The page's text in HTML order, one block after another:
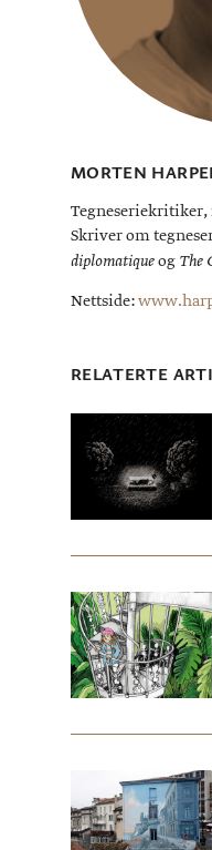
MORTEN
Tegneseriekritiker,
Skriver om
diplomatiqueog The
Nettside:
RELATERTE